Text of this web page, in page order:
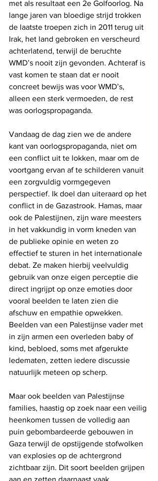
met als resultaat een 2e Golfoorlog. Na
lange jaren van bloedige strijd trokken
de laatste troepen zich in 2011 terug uit
Irak, het land gebroken en verscheurd
achterlatend, terwijl de beruchte
WMD’s nooit zijn gevonden. Achteraf is
vast komen te staan dat er nooit
concreet bewijs was voor WMD’s,
alleen een sterk vermoeden, de rest
was oorlogspropaganda.
Vandaag de dag zien we de andere
kant van oorlogspropaganda, niet om
een conflict uit te lokken, maar om de
voortgang ervan af te schilderen vanuit
een zorgvuldig vormgegeven
perspectief. Ik doel dan uiteraard op het
conflict in de Gazastrook. Hamas, maar
ook de Palestijnen, zijn ware meesters
in het vakkundig in vorm kneden van
de publieke opinie en weten zo
effectief te sturen in het internationale
debat. Ze maken hierbij veelvuldig
gebruik van onze eigen perceptie die
direct ingrijpt op onze emoties door
vooral beelden te laten zien die
afschuw en empathie opwekken.
Beelden van een Palestijnse vader met
in zijn armen een overleden baby of
kind, bebloed, soms met afgerukte
ledematen, zetten iedere discussie
natuurlijk meteen op scherp.
Maar ook beelden van Palestijnse
families, haastig op zoek naar een veilig
heenkomen tussen de volledig aan
puin gebombardeerde gebouwen in
Gaza terwijl de opstijgende stofwolken
van explosies op de achtergrond
zichtbaar zijn. Dit soort beelden grijpen
aan en zetten daarnaast vaak